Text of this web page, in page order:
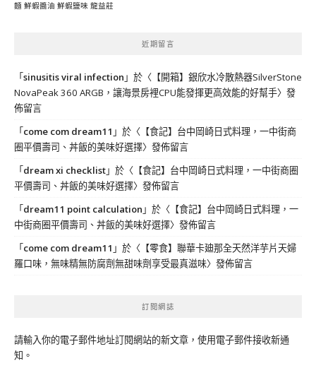
麵 鮮蝦醬油 鮮蝦鹽味 龍益莊
近期留言
「sinusitis viral infection 」於〈 【開箱】銀欣水冷散熱器SilverStone
NovaPeak 360 ARGB，讓海景房裡CPU能發揮更高效能的好幫手〉發
佈留言
「come com dream11 」於〈 【食記】台中岡崎日式料理，一中街商
圈平價壽司、丼飯的美味好選擇〉發佈留言
「dream xi checklist」於〈 【食記】台中岡崎日式料理，一中街商圈
平價壽司、丼飯的美味好選擇〉發佈留言
「dream11 point calculation 」於〈 【食記】台中岡崎日式料理，一
中街商圈平價壽司、丼飯的美味好選擇〉發佈留言
「come com dream11 」於〈 【零食】聯華卡廸那全天然洋芋片天婦
羅口味，無味精無防腐劑無甜味劑享受最真滋味〉發佈留言
訂閱網誌
請輸入你的電子郵件地址訂閱網站的新文章，使用電子郵件接收新通
知。